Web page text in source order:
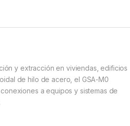
y extracción en viviendas, edificios
de hilo de acero, el GSA-M0
a equipos y sistemas de